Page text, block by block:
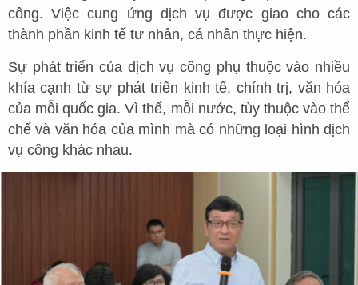
công. Việc cung ứng dịch vụ được giao cho các
thành phần kinh tế tư nhân, cá nhân thực hiện.
Sự phát triển của dịch vụ công phụ thuộc vào nhiều
khía cạnh từ sự phát triển kinh tế, chính trị, văn hóa
của mỗi quốc gia. Vì thế, mỗi nước, tùy thuộc vào thể
chế và văn hóa của mình mà có những loại hình dịch
vụ công khác nhau.